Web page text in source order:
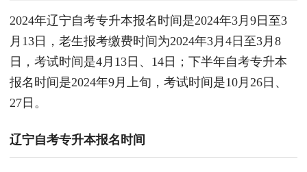
2024年辽宁自考专升本报名时间是2024年3月9日至3
月13日，老生报考缴费时间为2024年3月4日至3月8
日，考试时间是4月13日、14日；下半年自考专升本
报名时间是2024年9月上旬，考试时间是10月26日、
27日。
辽宁自考专升本报名时间